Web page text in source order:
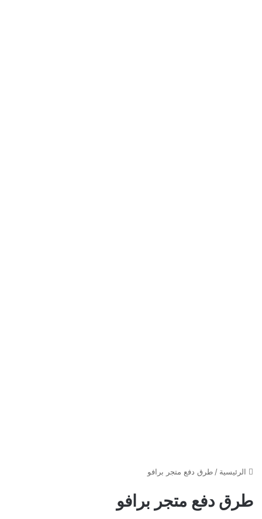
الرئيسية / طرق دفع متجر برافو
طرق دفع متجر برافو